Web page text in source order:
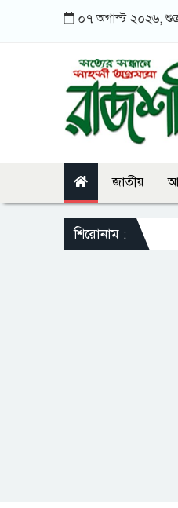
০৭ অগাস্ট ২০২৬,
জাতীয়
শিরোনাম :